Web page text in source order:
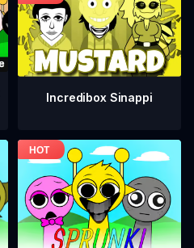
Incredibox Sinappi